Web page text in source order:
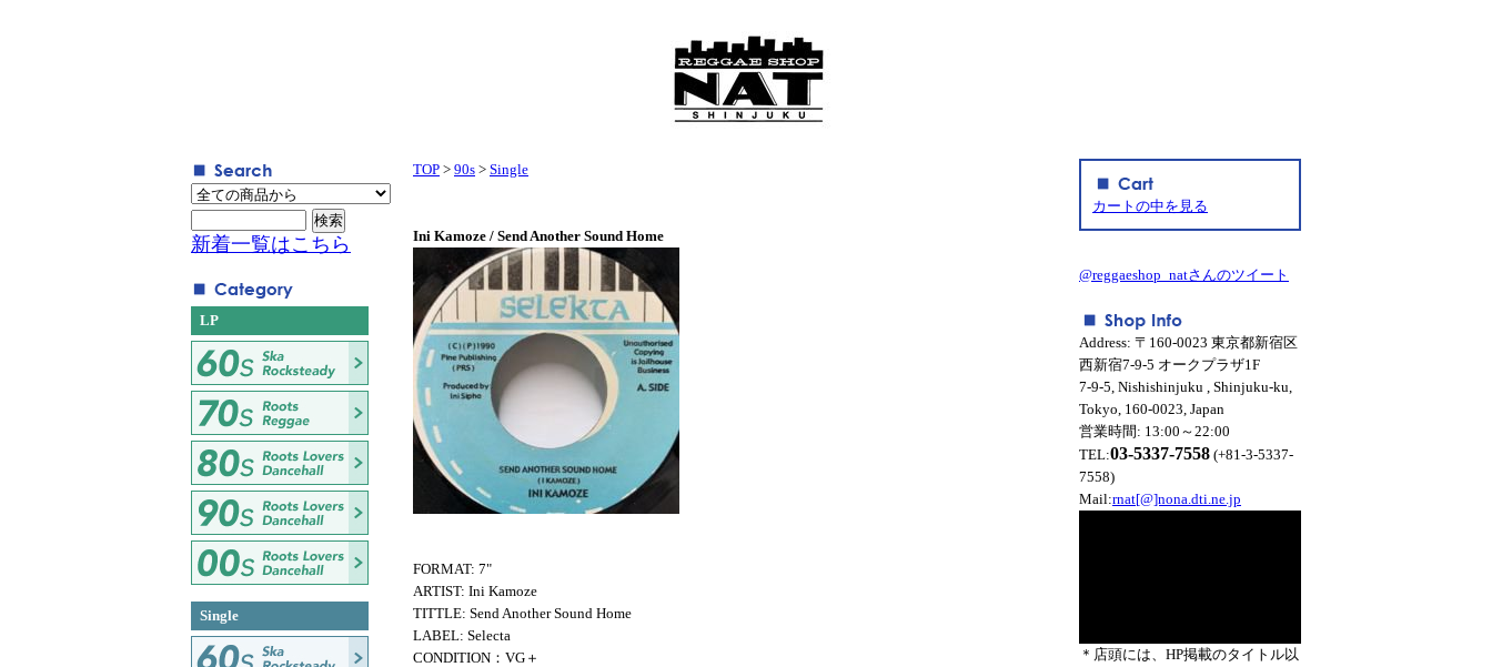
TOP > 90s > Single
Ini Kamoze / Send Another Sound Home
FORMAT: 7"
ARTIST: Ini Kamoze
TITTLE: Send Another Sound Home
LABEL: Selecta
CONDITION：VG＋
新着一覧はこちら
LP
Single
カートの中を見る
@reggaeshop_natさんのツイート
Address: 〒160-0023 東京都新宿区
西新宿7-9-5 オークプラザ1F
7-9-5, Nishishinjuku , Shinjuku-ku,
Tokyo, 160-0023, Japan
営業時間: 13:00～22:00
TEL:03-5337-7558 (+81-3-5337-
7558)
Mail:rnat[@]nona.dti.ne.jp
＊店頭には、HP掲載のタイトル以